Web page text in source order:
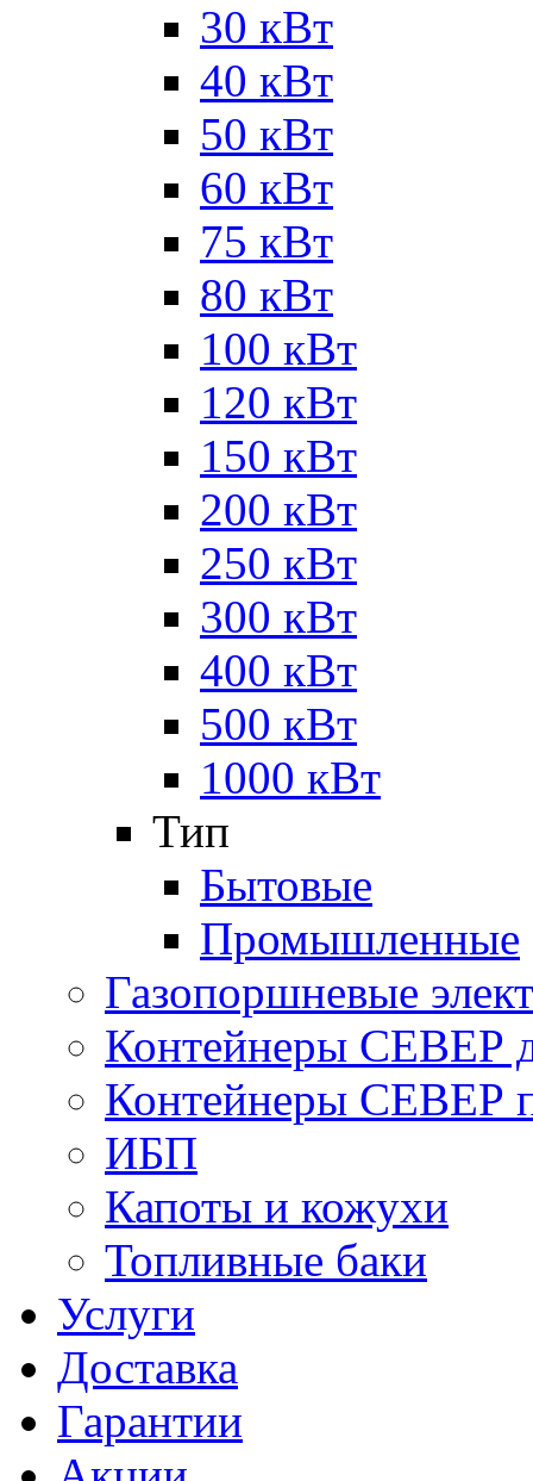
30 кВт
40 кВт
50 кВт
60 кВт
75 кВт
80 кВт
100 кВт
120 кВт
150 кВт
200 кВт
250 кВт
300 кВт
400 кВт
500 кВт
1000 кВт
Тип
Бытовые
Промышленные
Газопоршневые
Контейнеры СЕВЕР
Контейнеры СЕВЕР
ИБП
Капоты и кожухи
Топливные баки
Услуги
Доставка
Гарантии